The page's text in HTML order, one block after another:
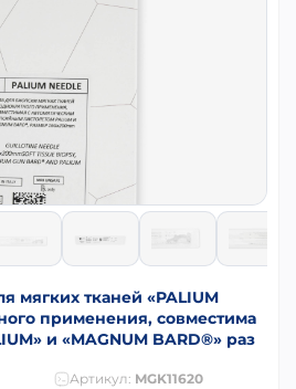
мягких тканей «PALIUM
применения, совместима
и «MAGNUM BARD®» раз
Артикул: MGK11620